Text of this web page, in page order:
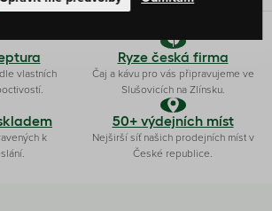
vlastních
Ryze česká firma
Čaj a kávu pro vás připravujeme ve
Slušovicích na Zlínsku.
k
50+ výdejních míst
Nejširší síť našich prodejních míst v
České republice.